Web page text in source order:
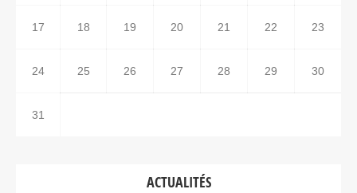
17 18 19 20 21 22 23
24 25 26 27 28 29 30
31
ACTUALITÉS